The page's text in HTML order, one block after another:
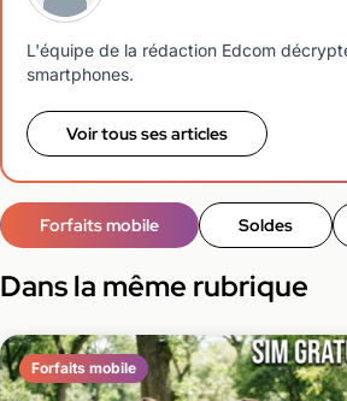
L'équipe de la rédaction Edcom
smartphones.
Voir tous ses articles
Forfaits mobile Soldes
Dans la même rubrique
Forfaits mobile